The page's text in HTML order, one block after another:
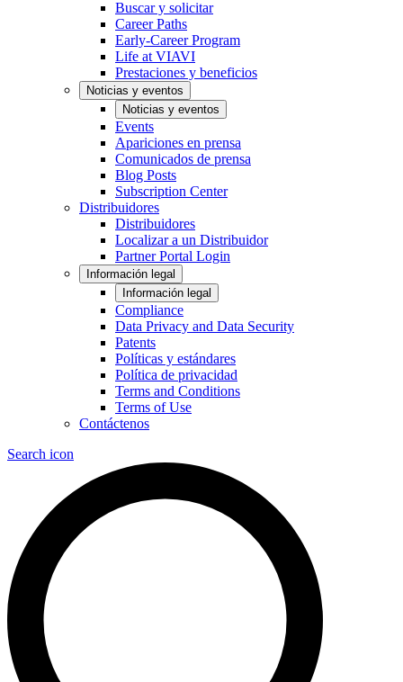
Buscar y solicitar
Career Paths
Early-Career Program
Life at VIAVI
Prestaciones y beneficios
Noticias y eventos
Noticias y eventos
Events
Apariciones en prensa
Comunicados de prensa
Blog Posts
Subscription Center
Distribuidores
Distribuidores
Localizar a un Distribuidor
Partner Portal Login
Información legal
Información legal
Compliance
Data Privacy and Data Security
Patents
Políticas y estándares
Política de privacidad
Terms and Conditions
Terms of Use
Contáctenos
Search icon